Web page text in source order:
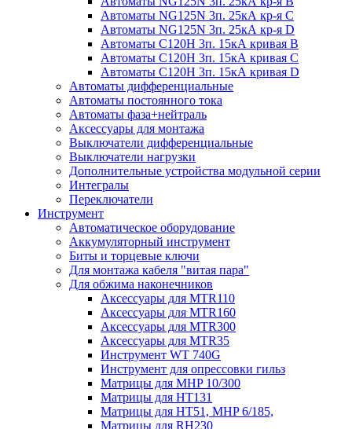
Автоматы NG125N 3п. 25кА кр-я C
Автоматы NG125N 3п. 25кА кр-я D
Автоматы С120Н 3п. 15кА кривая B
Автоматы С120Н 3п. 15кА кривая C
Автоматы С120Н 3п. 15кА кривая D
Автоматы дифференциальные
Автоматы постоянного тока
Автоматы фаза+нейтраль
Аксессуары для монтажа
Выключатели дифференциальные
Выключатели нагрузки
Дополнительные устройства модульной серии
Интегралы
Переключатели
Инструмент
Автоматическое оборудование
Аккумуляторный инструмент
Биты и торцевые ключи
Для монтажа кабеля "витая пара"
Для обжима наконечников
Аксессуары для MTR110
Аксессуары для MTR160
Аксессуары для MTR300
Аксессуары для MTR35
Инструмент WT 740G
Инструмент для опрессовки гильз
Матрицы для MHP 10/300
Матрицы для НТ131
Матрицы для НТ51, MHP 6/185,
Матрицы для RH230